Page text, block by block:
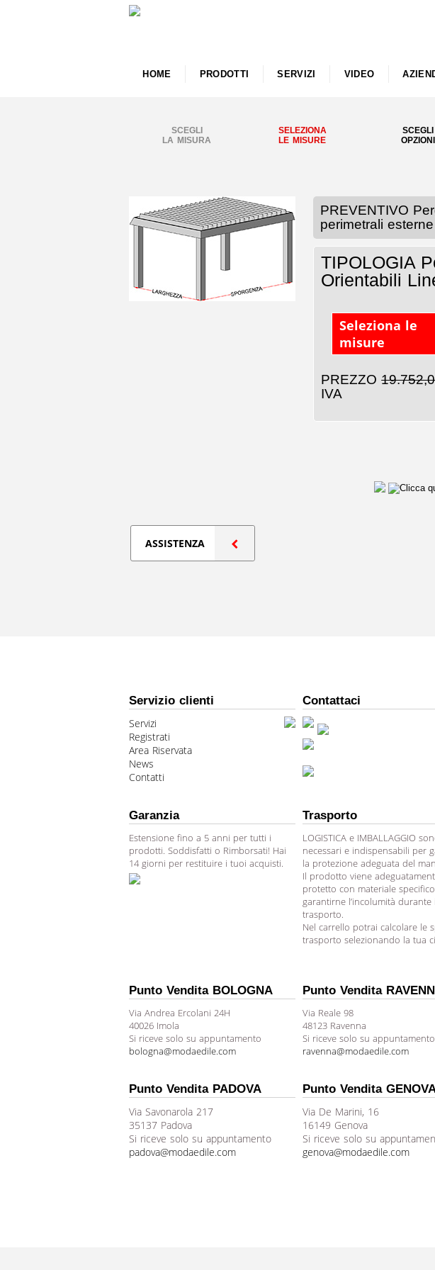
HOME PRODOTTI SERVIZI VIDEO
SCEGLI
LA MISURA
SELEZIONA
LE MISURE
SCEGLI
OPZIONI
PREVENTIVO
perimetrali esterne
TIPOLOGIA
Orientabili
Seleziona le
misure
PREZZO
IVA
ASSISTENZA
Servizio clienti
Servizi
Registrati
Area Riservata
News
Contatti
Contattaci
Garanzia
Estensione fino a 5 anni per tutti i
prodotti. Soddisfatti o Rimborsati! Hai
14 giorni per restituire i tuoi acquisti.
Trasporto
LOGISTICA e IMBALLAGGIO
necessari e indispensabili per
la protezione adeguata del
Il prodotto viene
protetto con materiale
garantirne l’incolumità durante
trasporto.
Nel carrello potrai calcolare le
trasporto selezionando la tua
Punto Vendita BOLOGNA
Via Andrea Ercolani 24H
40026 Imola
Si riceve solo su appuntamento
bologna@modaedile.com
Punto Vendita
Via Reale 98
48123 Ravenna
Si riceve solo su appuntamento
ravenna@modaedile.com
Punto Vendita PADOVA
Via Savonarola 217
35137 Padova
Si riceve solo su appuntamento
padova@modaedile.com
Punto Vendita
Via De Marini, 16
16149 Genova
Si riceve solo su
genova@modaedile.com